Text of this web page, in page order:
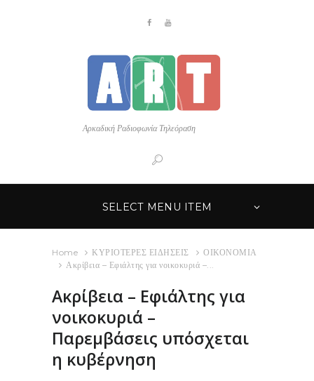
Αρκαδική Ραδιοφωνία Τηλεόραση
SELECT MENU ITEM
Home ΚΥΡΙΟΤΕΡΕΣ ΕΙΔΗΣΕΙΣ
ΟΙΚΟΝΟΜΙΑ
Ακρίβεια – Εφιάλτης για νοικοκυριά –...
Ακρίβεια – Εφιάλτης για
νοικοκυριά –
Παρεμβάσεις υπόσχεται
η κυβέρνηση